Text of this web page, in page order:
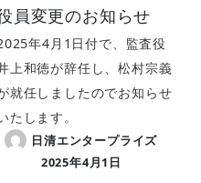
員変更のお知らせ
年4月1日付で、監査役
上和徳が辞任し、松村宗義
就任しましたのでお知らせ
たします。
日清エンタープライズ
2025年4月1日